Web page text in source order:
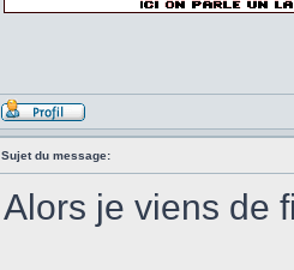
Sujet du message:
Alors je viens de